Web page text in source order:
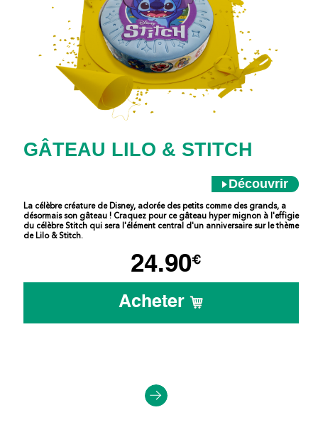
GÂTEAU LILO & STITCH
Découvrir
La célèbre créature de Disney, adorée des petits comme des grands, a
désormais son gâteau ! Craquez pour ce gâteau hyper mignon à l'effigie
du célèbre Stitch qui sera l'élément central d'un anniversaire sur le thème
de Lilo & Stitch.
24.90€
Acheter